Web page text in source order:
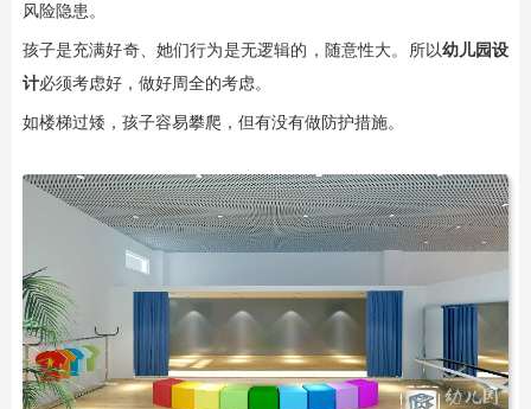
风险隐患。
孩子是充满好奇、她们行为是无逻辑的，随意性大。所以幼儿园设
计必须考虑好，做好周全的考虑。
如楼梯过矮，孩子容易攀爬，但有没有做防护措施。